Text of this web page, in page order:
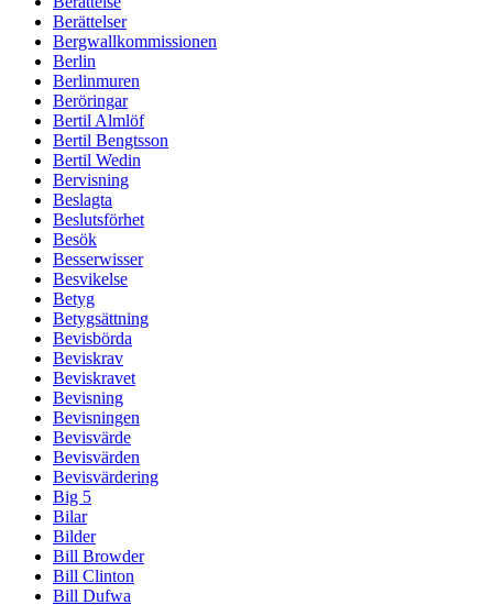
Berättelser
Bergwallkommissionen
Berlin
Berlinmuren
Beröringar
Bertil Almlöf
Bertil Bengtsson
Bertil Wedin
Bervisning
Beslagta
Beslutsförhet
Besök
Besserwisser
Besvikelse
Betyg
Betygsättning
Bevisbörda
Beviskrav
Beviskravet
Bevisning
Bevisningen
Bevisvärde
Bevisvärden
Bevisvärdering
Big 5
Bilar
Bilder
Bill Browder
Bill Clinton
Bill Dufwa